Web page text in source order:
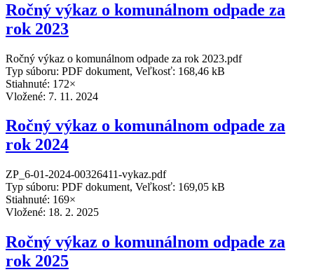
Ročný výkaz o komunálnom odpade za
rok 2023
Ročný výkaz o komunálnom odpade za rok 2023.pdf
Typ súboru: PDF dokument, Veľkosť: 168,46 kB
Stiahnuté: 172×
Vložené: 7. 11. 2024
Ročný výkaz o komunálnom odpade za
rok 2024
ZP_6-01-2024-00326411-vykaz.pdf
Typ súboru: PDF dokument, Veľkosť: 169,05 kB
Stiahnuté: 169×
Vložené: 18. 2. 2025
Ročný výkaz o komunálnom odpade za
rok 2025